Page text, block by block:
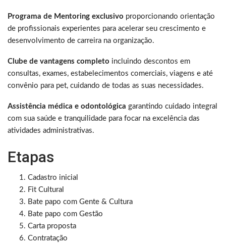
Programa de Mentoring exclusivo proporcionando orientação
de profissionais experientes para acelerar seu crescimento e
desenvolvimento de carreira na organização.
Clube de vantagens completo incluindo descontos em
consultas, exames, estabelecimentos comerciais, viagens e até
convênio para pet, cuidando de todas as suas necessidades.
Assistência médica e odontológica garantindo cuidado integral
com sua saúde e tranquilidade para focar na excelência das
atividades administrativas.
Etapas
Cadastro inicial
Fit Cultural
Bate papo com Gente & Cultura
Bate papo com Gestão
Carta proposta
Contratação